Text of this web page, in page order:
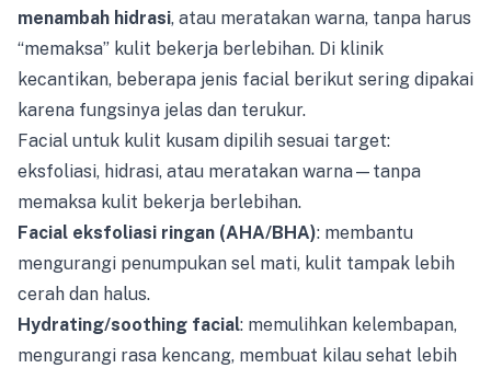
menambah hidrasi, atau meratakan warna, tanpa harus
“memaksa” kulit bekerja berlebihan. Di klinik
kecantikan, beberapa jenis facial berikut sering dipakai
karena fungsinya jelas dan terukur.
Facial untuk kulit kusam dipilih sesuai target:
eksfoliasi, hidrasi, atau meratakan warna—tanpa
memaksa kulit bekerja berlebihan.
Facial eksfoliasi ringan (AHA/BHA): membantu
mengurangi penumpukan sel mati, kulit tampak lebih
cerah dan halus.
Hydrating/soothing facial: memulihkan kelembapan,
mengurangi rasa kencang, membuat kilau sehat lebih